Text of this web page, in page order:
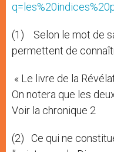
(1) Selon le mot de
permettent de
« Le livre de la
On notera que les
Voir la chronique 2
(2) Ce qui ne